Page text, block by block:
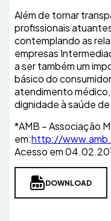
Além de tornar
profissionais
contemplando as
empresas
a ser também um
básico do
atendimento
dignidade à saúde
*AMB – Associação
em:http://
Acesso em
DOWNLOAD